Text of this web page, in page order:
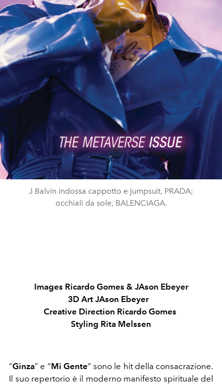
J Balvin indossa cappotto e jumpsuit, PRADA;
occhiali da sole, BALENCIAGA.
Images Ricardo Gomes & JAson Ebeyer
3D Art JAson Ebeyer
Creative Direction Ricardo Gomes
Styling Rita Melssen
“Ginza” e “Mi Gente” sono le hit della consacrazione.
Il suo repertorio è il moderno manifesto spirituale del